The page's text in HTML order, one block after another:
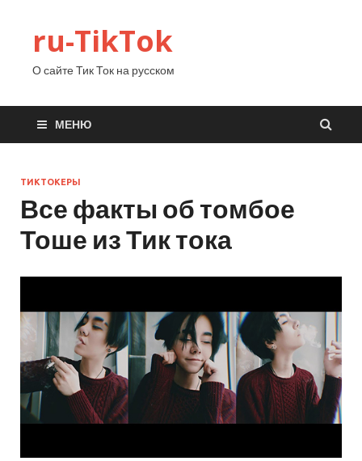
ru-TikTok
О сайте Тик Ток на русском
МЕНЮ
ТИКТОКЕРЫ
Все факты об томбое
Тоше из Тик тока